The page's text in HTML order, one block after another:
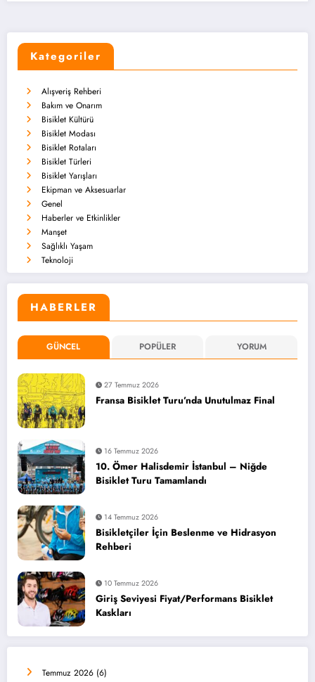
Kategoriler
Alışveriş Rehberi
Bakım ve Onarım
Bisiklet Kültürü
Bisiklet Modası
Bisiklet Rotaları
Bisiklet Türleri
Bisiklet Yarışları
Ekipman ve Aksesuarlar
Genel
Haberler ve Etkinlikler
Manşet
Sağlıklı Yaşam
Teknoloji
HABERLER
GÜNCEL POPÜLER YORUM
27 Temmuz 2026
Fransa Bisiklet Turu’nda Unutulmaz Final
16 Temmuz 2026
10. Ömer Halisdemir İstanbul – Niğde
Bisiklet Turu Tamamlandı
14 Temmuz 2026
Bisikletçiler İçin Beslenme ve Hidrasyon
Rehberi
10 Temmuz 2026
Giriş Seviyesi Fiyat/Performans Bisiklet
Kaskları
Temmuz 2026 (6)